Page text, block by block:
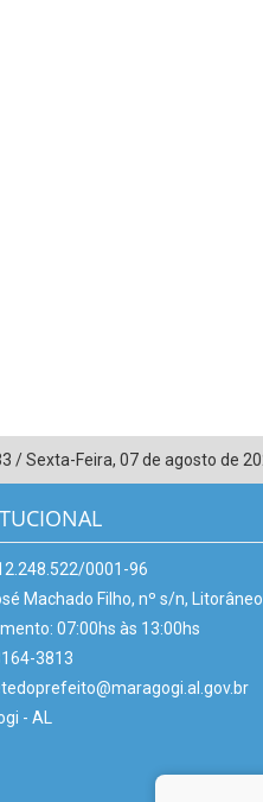
/Sexta-Feira, 07 de agosto de
0001-96
Machado Filho, nº s/n,
07:00hs às 13:00hs
3813
- AL